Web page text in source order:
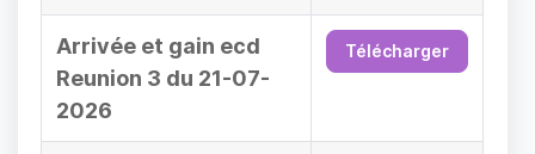
Arrivée et gain ecd
Reunion 3 du 21-07-
2026
Télécharger